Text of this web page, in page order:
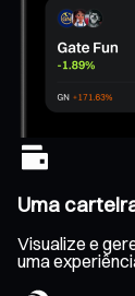
Uma
Visualize e
uma